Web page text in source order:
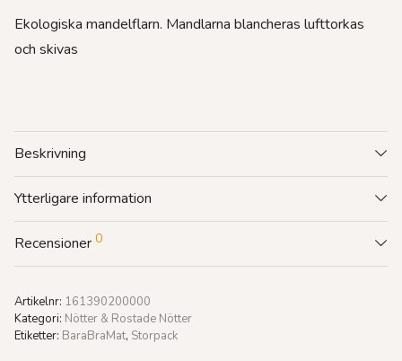
Ekologiska mandelflarn. Mandlarna blancheras lufttorkas
och skivas
Beskrivning
Ytterligare information
Recensioner 0
Artikelnr: 161390200000
Kategori: Nötter & Rostade Nötter
Etiketter: BaraBraMat, Storpack